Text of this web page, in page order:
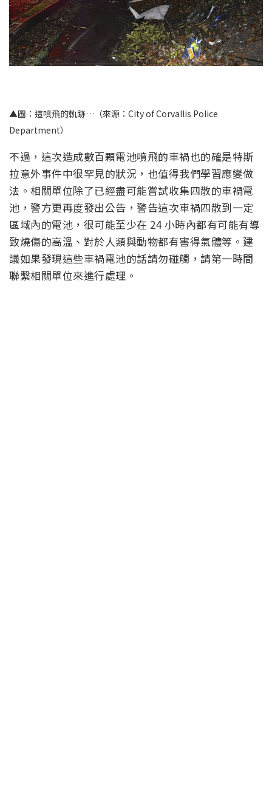
▲圖：這噴飛的軌跡…（來源：City of Corvallis Police
Department）
不過，這次造成數百顆電池噴飛的車禍也的確是特斯
拉意外事件中很罕見的狀況，也值得我們學習應變做
法。相關單位除了已經盡可能嘗試收集四散的車禍電
池，警方更再度發出公告，警告這次車禍四散到一定
區域內的電池，很可能至少在 24 小時內都有可能有導
致燒傷的高溫、對於人類與動物都有害得氣體等。建
議如果發現這些車禍電池的話請勿碰觸，請第一時間
聯繫相關單位來進行處理。